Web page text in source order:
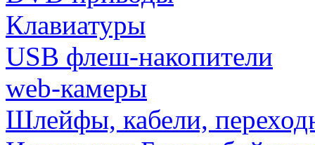
Клавиатуры
USB флеш-накопители
web-камеры
Шлейфы, кабели,